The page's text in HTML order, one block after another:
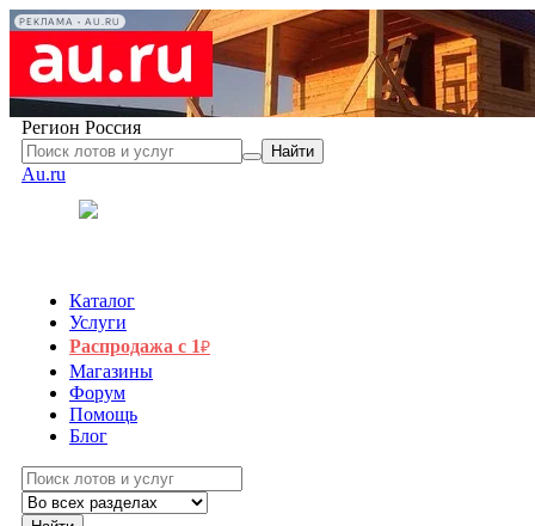
РЕКЛАМА • AU.RU
Регион Россия
Найти
Au.ru
Каталог
Услуги
Распродажа с 1₽
Магазины
Форум
Помощь
Блог